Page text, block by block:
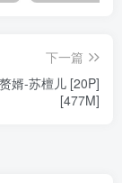
下一篇
婿-苏檀儿 [20P]
[477M]